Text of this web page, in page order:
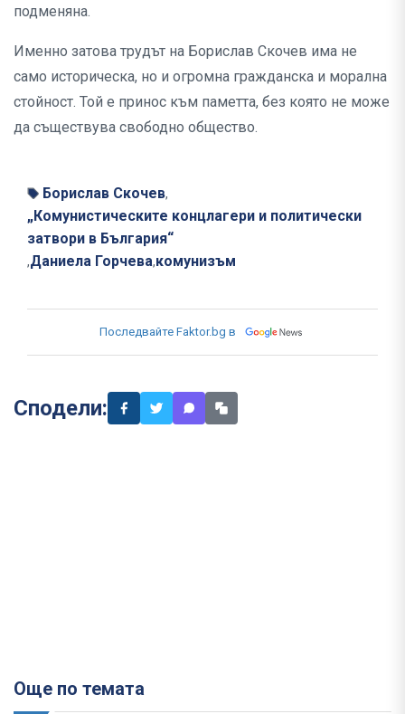
подменяна.
Именно затова трудът на Борислав Скочев има не
само историческа, но и огромна гражданска и морална
стойност. Той е принос към паметта, без която не може
да съществува свободно общество.
Борислав Скочев,
„Комунистическите концлагери и политически
затвори в България“
,Даниела Горчева,комунизъм
Последвайте Faktor.bg в
Сподели:
Още по темата